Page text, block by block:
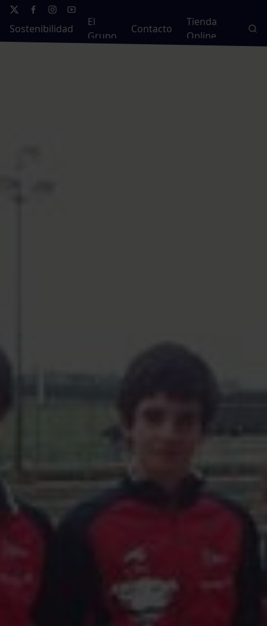
Sostenibilidad
El
Grupo
Contacto
Tienda
Online